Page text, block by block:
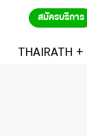
สมัครบริการ
THAIRATH +